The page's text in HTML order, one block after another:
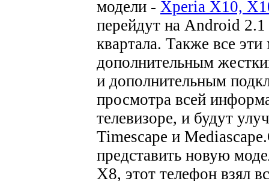
модели - Xperia X10,
перейдут на Android 2.1
квартала. Также все
дополнительным
и дополнительным
просмотра всей
телевизоре, и будут
Timescape и Mediascape.
представить новую
X8, этот телефон взял